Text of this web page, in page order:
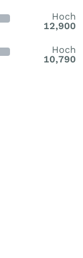
Hoch
12,900
Hoch
10,790